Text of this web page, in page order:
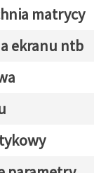
matrycy
ekranu ntb